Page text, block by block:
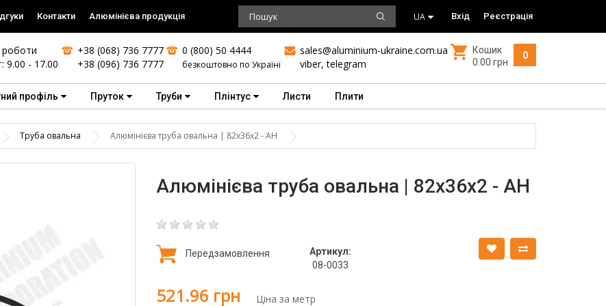
Контакти Алюмінієва продукція UA Вхід Реєстрація
роботи
9.00 - 17.00
+38 (068) 736 7777
+38 (096) 736 7777
0 (800) 50 4444
безкоштовно по Україні
sales@aluminium-ukraine.com.ua
viber,telegram
0
Кошик
0.00 грн
профіль Пруток Труби Плінтус Листи Плити
Труба овальна Алюмінієва труба овальна | 82х36х2 - АН
Алюмінієва труба овальна | 82х36х2 - АН
Передзамовлення
Артикул:
08-0033
521.96 грн Ціна за метр